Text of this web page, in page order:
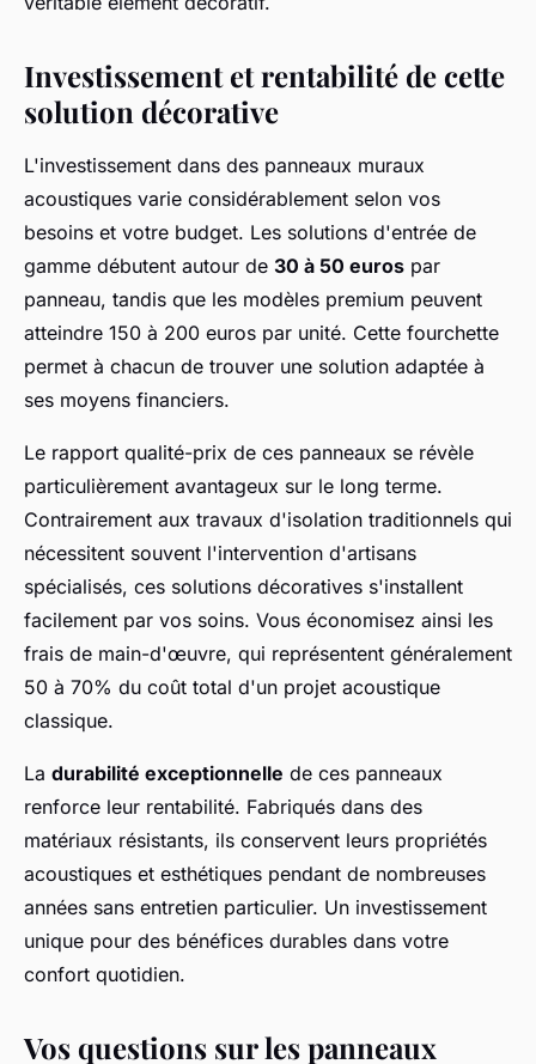
Investissement et rentabilité de cette
solution décorative
L'investissement dans des panneaux muraux
acoustiques varie considérablement selon vos
besoins et votre budget. Les solutions d'entrée de
gamme débutent autour de 30 à 50 euros par
panneau, tandis que les modèles premium peuvent
atteindre 150 à 200 euros par unité. Cette fourchette
permet à chacun de trouver une solution adaptée à
ses moyens financiers.
Le rapport qualité-prix de ces panneaux se révèle
particulièrement avantageux sur le long terme.
Contrairement aux travaux d'isolation traditionnels qui
nécessitent souvent l'intervention d'artisans
spécialisés, ces solutions décoratives s'installent
facilement par vos soins. Vous économisez ainsi les
frais de main-d'œuvre, qui représentent généralement
50 à 70% du coût total d'un projet acoustique
classique.
La durabilité exceptionnelle de ces panneaux
renforce leur rentabilité. Fabriqués dans des
matériaux résistants, ils conservent leurs propriétés
acoustiques et esthétiques pendant de nombreuses
années sans entretien particulier. Un investissement
unique pour des bénéfices durables dans votre
confort quotidien.
Vos questions sur les panneaux